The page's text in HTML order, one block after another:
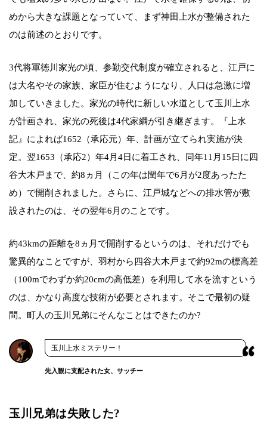
めから大きな課題となっていて、まず神田上水が整備された
のは前述のとおりです。
3代将軍徳川家光の頃、参勤交代制度が確立されると、江戸に
は大名やその家族、家臣が住むようになり、人口は急激に増
加していきました。家光の時代に新しい水道として玉川上水
が計画され、家光の死後は4代家綱が引き継ぎます。『上水
記』によれば1652（承応元）年、計画が立てられ実施が決
定。翌1653（承応2）年4月4日に着工され、同年11月15日に四
谷大木戸まで、約8ヵ月（この年は閏年で6月が2度あったた
め）で開削されました。さらに、江戸城などへの排水管が敷
設されたのは、その翌年6月のことです。
約43kmの距離を8ヵ月で開削するというのは、それだけでも
驚異的なことですが、羽村から四谷大木戸まで約92mの標高差
（100mでわずか約20cmの高低差）を利用して水を流すという
のは、かなり高度な技術が必要とされます。そこで最初の疑
問。町人の玉川兄弟にそんなことはできたのか?
玉川上水ミステリー！
先入観に支配された女、サッチー
玉川兄弟は失敗した?